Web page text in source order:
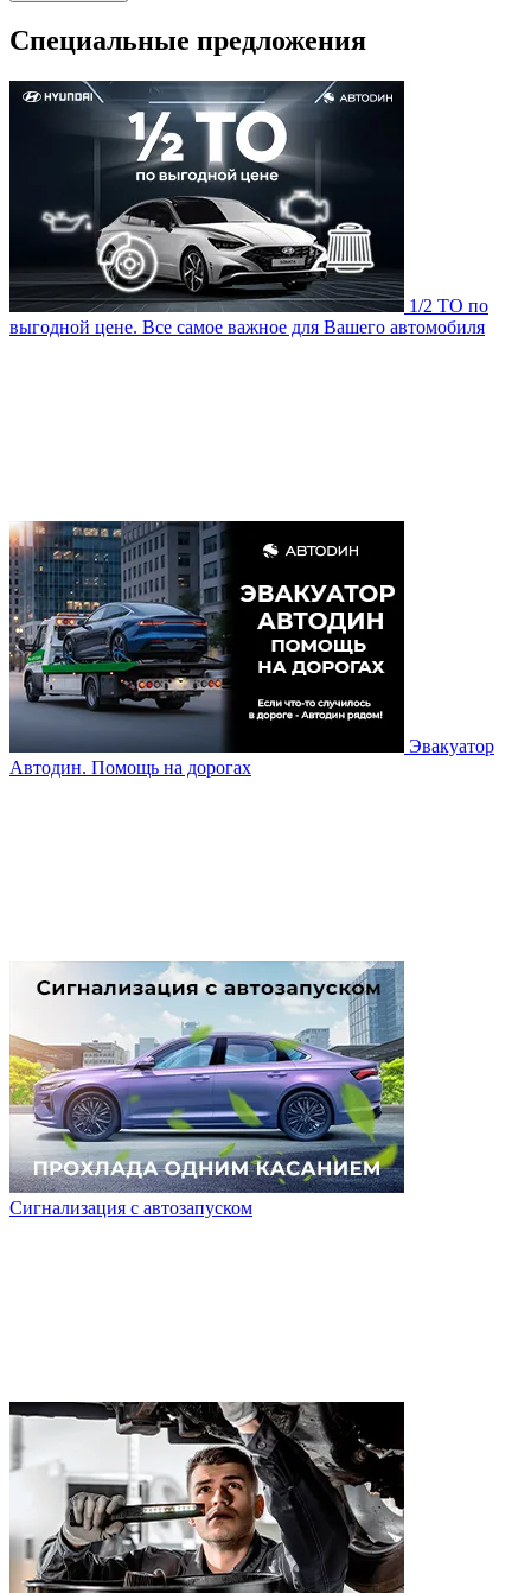
Специальные предложения
1/2 ТО по
выгодной цене. Все самое важное для Вашего автомобиля
Эвакуатор
Автодин. Помощь на дорогах
Сигнализация с автозапуском